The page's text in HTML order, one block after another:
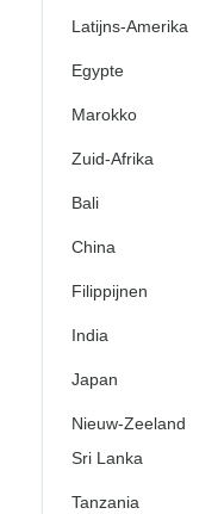
Latijns-Amerika
Egypte
Marokko
Zuid-Afrika
Bali
China
Filippijnen
India
Japan
Nieuw-Zeeland
Sri Lanka
Tanzania